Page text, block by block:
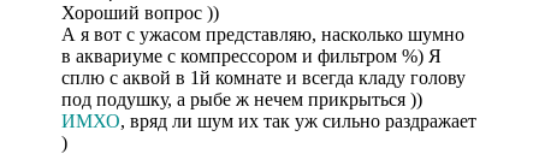
Хороший вопрос ))
А я вот с ужасом представляю, насколько шумно
в аквариуме с компрессором и фильтром %) Я
сплю с аквой в 1й комнате и всегда кладу голову
под подушку, а рыбе ж нечем прикрыться ))
ИМХО, вряд ли шум их так уж сильно раздражает
)